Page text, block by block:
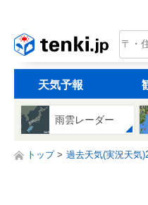
天気予報
雨雲レーダー
トップ 過去天気(実況天気